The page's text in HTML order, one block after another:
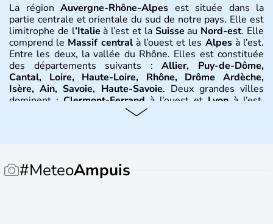
La région Auvergne-Rhône-Alpes est située dans la
partie centrale et orientale du sud de notre pays. Elle est
limitrophe de l’Italie à l’est et la Suisse au Nord-est. Elle
comprend le Massif centralà l’ouest et les Alpesà l’est.
Entre les deux, la vallée du Rhône. Elles est constituée
des départements suivants :Allier, Puy-de-Dôme,
Cantal, Loire, Haute-Loire, Rhône, Drôme Ardèche,
Isère, Ain, Savoie, Haute-Savoie. Deux grandes villes
dominent : Clermont-Ferrand à l’ouest et Lyon à l’est.
D’autres villes ont une réelle importance dans la région
Sud-Est par le climat méditerranéen.
#MeteoAmpuis